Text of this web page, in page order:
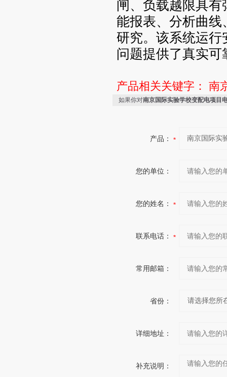
闸、负载越限具
能报表、分析曲
研究。该系统运
问题提供了真实
产品相关关键字： 南
如果你对南京国际实验学校变配电项目
产品：
您的单位：
您的姓名：
联系电话：
常用邮箱：
省份：
详细地址：
补充说明：